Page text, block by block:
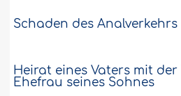
Schaden des Analverkehrs
Heirat eines Vaters mit
Ehefrau seines Sohnes